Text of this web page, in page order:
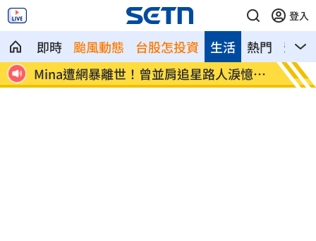
登入
即時 颱風動態 台股怎投資 熱門 影音
生活
業 Mina遭網暴離世！曾並肩追星路人淚憶暖
舉
范曉